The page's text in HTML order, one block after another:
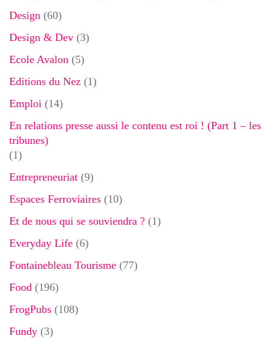
Design (60)
Design & Dev (3)
Ecole Avalon (5)
Editions du Nez (1)
Emploi (14)
En relations presse aussi le contenu est roi ! (Part 1 – les
tribunes)
(1)
Entrepreneuriat (9)
Espaces Ferroviaires (10)
Et de nous qui se souviendra ? (1)
Everyday Life (6)
Fontainebleau Tourisme (77)
Food (196)
FrogPubs (108)
Fundy (3)